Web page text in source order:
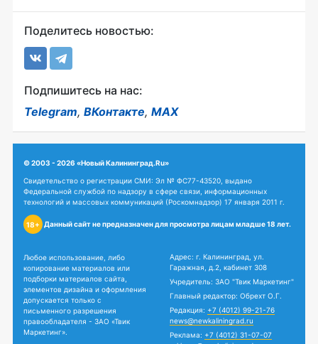
Поделитесь новостью:
Подпишитесь на нас:
Telegram, ВКонтакте, MAX
© 2003 - 2026 «Новый Калининград.Ru»
Свидетельство о регистрации СМИ: Эл № ФС77-43520, выдано
Федеральной службой по надзору в сфере связи, информационных
технологий и массовых коммуникаций (Роскомнадзор) 17 января 2011 г.
18+ Данный сайт не предназначен для просмотра лицам младше 18 лет.
Любое использование, либо
копирование материалов или
подборки материалов сайта,
элементов дизайна и оформления
допускается только с
письменного разрешения
правообладателя - ЗАО «Твик
Маркетинг».
Адрес: г. Калининград, ул.
Гаражная, д.2, кабинет 308
Учредитель: ЗАО "Твик Маркетинг"
Главный редактор: Обрехт О.Г.
Редакция: +7 (4012) 99-21-76
news@newkaliningrad.ru
Реклама: +7 (4012) 31-07-07